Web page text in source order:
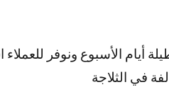
24 ساعة وطيلة أيام الأسبوع
في الثلاجة